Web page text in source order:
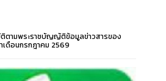
ติตามพระราชบัญญัติข้อมูลข่าวสารของ
เดือนกรกฎาคม 2569